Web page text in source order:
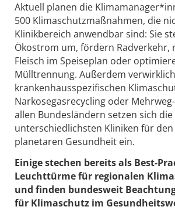
Aktuell planen die
500 Klimaschutzmaßnahmen, die
Klinikbereich anwendbar sind: Sie
Ökostrom um, fördern Radverkehr,
Fleisch im Speiseplan oder
Mülltrennung. Außerdem
krankenhausspezifischen
Narkosegasrecycling oder
allen Bundesländern setzen sich die
unterschiedlichsten Kliniken für
planetaren Gesundheit ein.
Einige stechen bereits als Best-
Leuchttürme für regionalen
und finden bundesweit
für Klimaschutz im